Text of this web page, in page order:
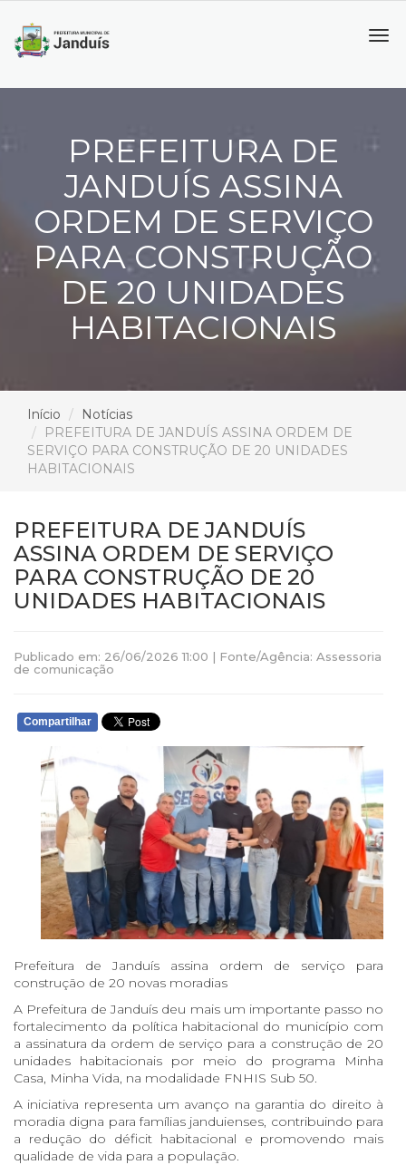
PREFEITURA DE
JANDUÍS ASSINA
ORDEM DE SERVIÇO
PARA CONSTRUÇÃO
DE 20 UNIDADES
HABITACIONAIS
Início
Notícias
PREFEITURA DE JANDUÍS ASSINA ORDEM DE
SERVIÇO PARA CONSTRUÇÃO DE 20 UNIDADES
HABITACIONAIS
PREFEITURA DE JANDUÍS
ASSINA ORDEM DE SERVIÇO
PARA CONSTRUÇÃO DE 20
UNIDADES HABITACIONAIS
Publicado em: 26/06/2026 11:00 | Fonte/Agência: Assessoria
de comunicação
Compartilhar
Prefeitura de Janduís assina ordem de serviço para
construção de 20 novas moradias
A Prefeitura de Janduís deu mais um importante passo no
fortalecimento da política habitacional do município com
a assinatura da ordem de serviço para a construção de 20
unidades habitacionais por meio do programa Minha
Casa, Minha Vida, na modalidade FNHIS Sub 50.
A iniciativa representa um avanço na garantia do direito à
moradia digna para famílias janduienses, contribuindo para
a redução do déficit habitacional e promovendo mais
qualidade de vida para a população.